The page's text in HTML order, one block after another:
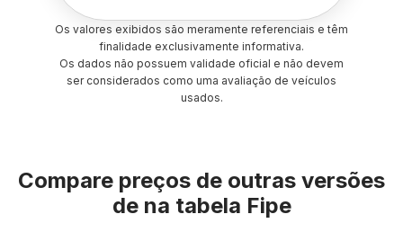
Os valores exibidos são meramente referenciais e têm
finalidade exclusivamente informativa.
Os dados não possuem validade oficial e não devem
ser considerados como uma avaliação de veículos
usados.
Compare preços de outras versões
de na tabela Fipe